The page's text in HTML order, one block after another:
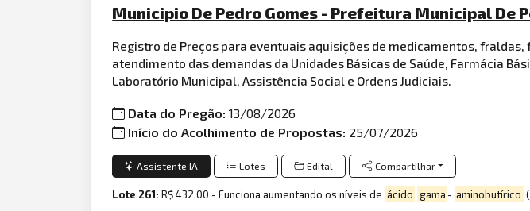
Municipio De Pedro Gomes - Prefeitura Municipal De
Registro de Preços para eventuais aquisições de medicamentos, fraldas,
atendimento das demandas da Unidades Básicas de Saúde, Farmácia
Laboratório Municipal, Assistência Social e Ordens Judiciais.
Data do Pregão:13/08/2026
Início do Acolhimento de Propostas: 25/07/2026
Assistente IA Lotes Edital Compartilhar
Lote 261:R$ 432,00 - Funciona aumentando os níveis de ácido gama - aminobutírico